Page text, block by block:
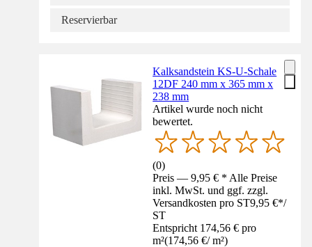
Reservierbar
Kalksandstein KS-U-Schale
12DF 240 mm x 365 mm x
238 mm
Artikel wurde noch nicht
bewertet.
(0)
Preis — 9,95 € * Alle Preise
inkl. MwSt. und ggf. zzgl.
Versandkosten pro ST9,95 €*/
ST
Entspricht 174,56 € pro
m²(174,56 €/ m²)